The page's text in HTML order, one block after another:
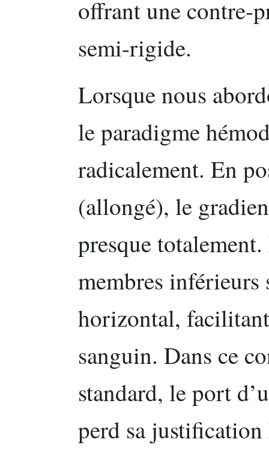
offrant une contre-
semi-rigide.
Lorsque nous
le paradigme
radicalement. En
(allongé), le
presque
membres inférieurs
horizontal,
sanguin. Dans ce
standard, le port
perd sa